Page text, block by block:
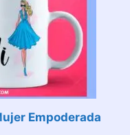
Empoderada